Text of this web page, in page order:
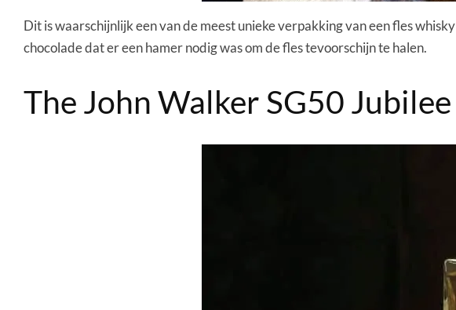
Dit is waarschijnlijk een van de meest unieke verpakking van een fles
chocolade dat er een hamer nodig was om de fles tevoorschijn te halen.
The John Walker SG50